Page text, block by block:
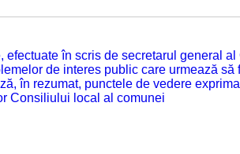
în scris de secretarul general al
de interes public care urmează
în rezumat, punctele de vedere
Consiliului local al comunei